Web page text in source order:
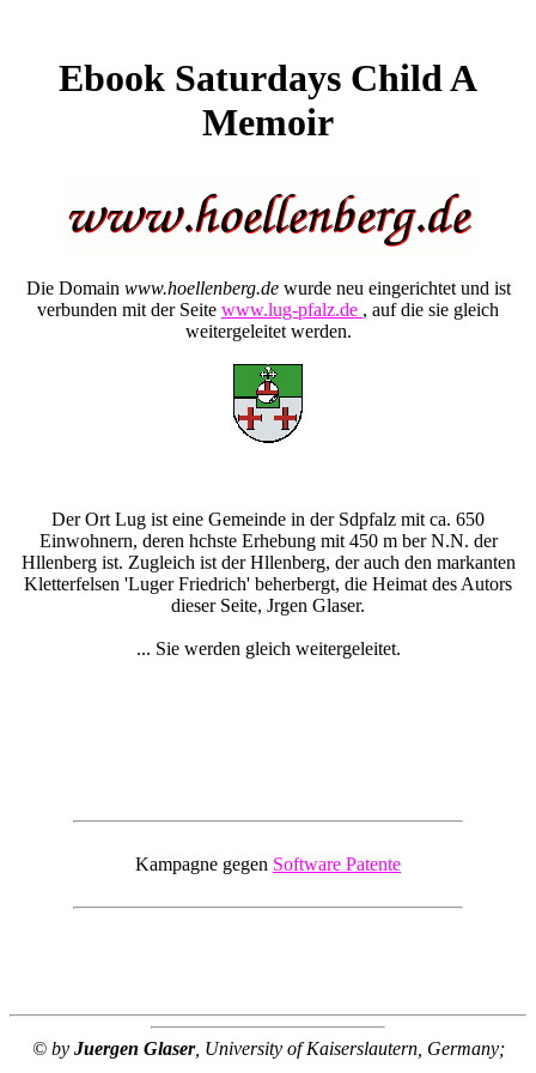
Ebook Saturdays Child A
Memoir
Die Domain www.hoellenberg.dewurde neu eingerichtet und ist
verbunden mit der Seite www.lug-pfalz.de , auf die sie gleich
weitergeleitet werden.
Der Ort Lug ist eine Gemeinde in der Sdpfalz mit ca. 650
Einwohnern, deren hchste Erhebung mit 450 m ber N.N. der
Hllenberg ist. Zugleich ist der Hllenberg, der auch den markanten
Kletterfelsen 'Luger Friedrich' beherbergt, die Heimat des Autors
dieser Seite, Jrgen Glaser.
... Sie werden gleich weitergeleitet.
Kampagne gegen Software Patente
© by Juergen Glaser, University of Kaiserslautern, Germany;